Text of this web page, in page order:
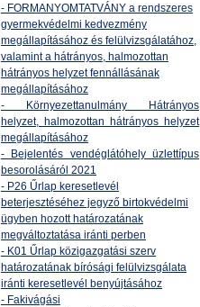
- FORMANYOMTATVÁNY a rendszeres
gyermekvédelmi kedvezmény
megállapításához és felülvizsgálatához,
valamint a hátrányos, halmozottan
hátrányos helyzet fennállásának
megállapításához
- Környezettanulmány Hátrányos
helyzet, halmozottan hátrányos helyzet
megállapításához
- Bejelentés vendéglátóhely üzlettípus
besorolásáról 2021
- P26 Űrlap keresetlevél
beterjesztéséhez jegyző birtokvédelmi
ügyben hozott határozatának
megváltoztatása iránti perben
- K01 Űrlap közigazgatási szerv
határozatának bírósági felülvizsgálata
iránti keresetlevél benyújtásához
- Fakivágási